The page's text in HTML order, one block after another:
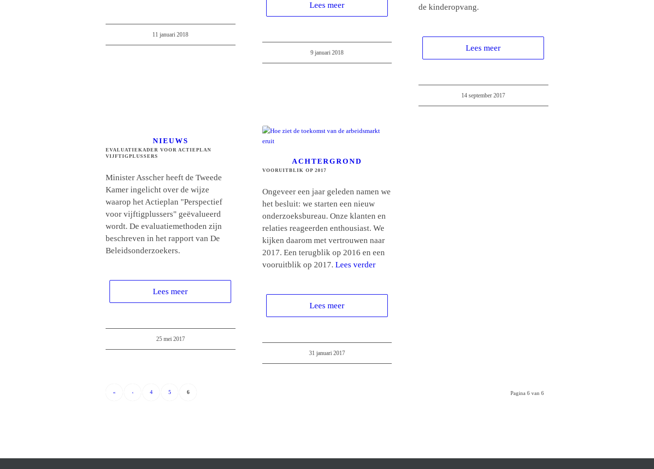
11 januari 2018
Lees meer
9 januari 2018
de kinderopvang.
Lees meer
14 september 2017
NIEUWS
EVALUATIEKADER VOOR ACTIEPLAN
VIJFTIGPLUSSERS
Minister Asscher heeft de Tweede
Kamer ingelicht over de wijze
waarop het Actieplan "Perspectief
voor vijftigplussers" geëvalueerd
wordt. De evaluatiemethoden zijn
beschreven in het rapport van De
Beleidsonderzoekers.
Lees meer
25 mei 2017
ACHTERGROND
VOORUITBLIK OP 2017
Ongeveer een jaar geleden namen we
het besluit: we starten een nieuw
onderzoeksbureau. Onze klanten en
relaties reageerden enthousiast. We
kijken daarom met vertrouwen naar
2017. Een terugblik op 2016 en een
vooruitblik op 2017. Lees verder
Lees meer
31 januari 2017
Pagina 6 van 6
« ‹ 4 5 6